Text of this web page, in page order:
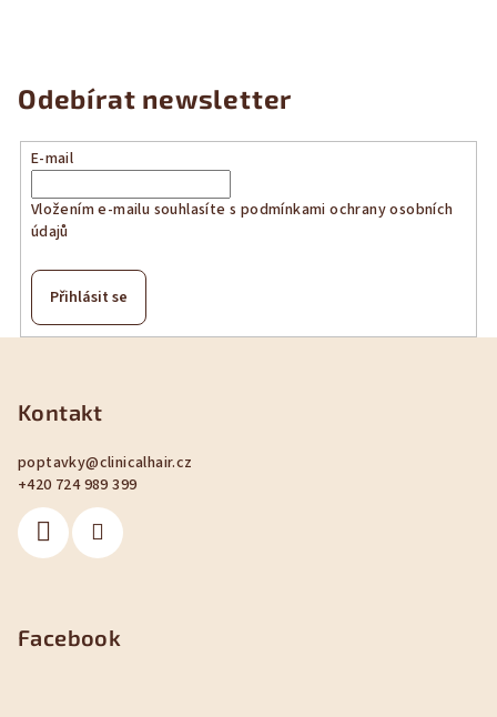
Odebírat newsletter
E-mail
Vložením e-mailu souhlasíte s podmínkami ochrany osobních
údajů
Přihlásit se
Kontakt
poptavky@clinicalhair.cz
+420 724 989 399
Facebook